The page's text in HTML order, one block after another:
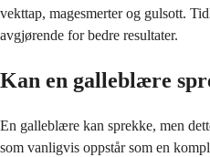
vekttap, magesmerter og gulsott.
avgjørende for bedre resultater.
Kan en galleblære
En galleblære kan sprekke, men
som vanligvis oppstår som en